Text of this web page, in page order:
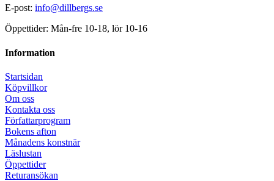
E-post: info@dillbergs.se
Öppettider: Mån-fre 10-18, lör 10-16
Information
Startsidan
Köpvillkor
Om oss
Kontakta oss
Författarprogram
Bokens afton
Månadens konstnär
Läslustan
Öppettider
Returansökan